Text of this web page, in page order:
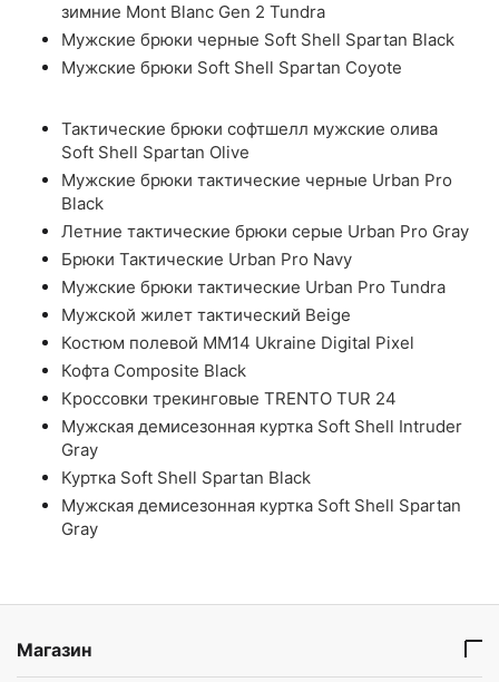
зимние Mont Blanc Gen 2 Tundra
Мужские брюки черные Soft Shell Spartan Black
Мужские брюки Soft Shell Spartan Coyote
Тактические брюки софтшелл мужские олива
Soft Shell Spartan Olive
Мужские брюки тактические черные Urban Pro
Black
Летние тактические брюки серые Urban Pro Gray
Брюки Тактические Urban Pro Navy
Мужские брюки тактические Urban Pro Tundra
Мужской жилет тактический Beige
Костюм полевой ММ14 Ukraine Digital Pixel
Кофта Composite Black
Кроссовки трекинговые TRENTO TUR 24
Мужская демисезонная куртка Soft Shell Intruder
Gray
Куртка Soft Shell Spartan Black
Мужская демисезонная куртка Soft Shell Spartan
Gray
Магазин